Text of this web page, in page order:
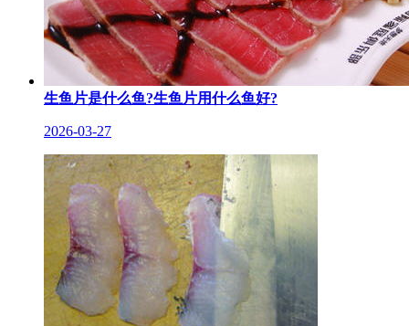
生鱼片是什么鱼?生鱼片用什么鱼好?
2026-03-27